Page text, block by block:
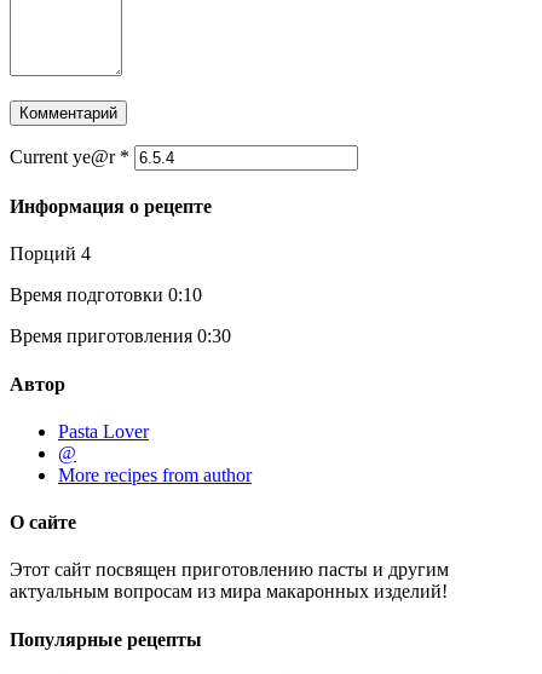
Current ye@r *
Информация о рецепте
Порций 4
Время подготовки 0:10
Время приготовления 0:30
Автор
Pasta Lover
@
More recipes from author
О сайте
Этот сайт посвящен приготовлению пасты и другим
актуальным вопросам из мира макаронных изделий!
Популярные рецепты